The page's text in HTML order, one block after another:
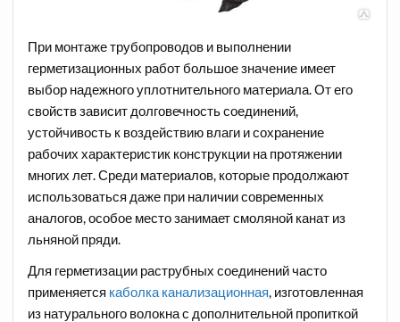
При монтаже трубопроводов и выполнении
герметизационных работ большое значение имеет
выбор надежного уплотнительного материала. От его
свойств зависит долговечность соединений,
устойчивость к воздействию влаги и сохранение
рабочих характеристик конструкции на протяжении
многих лет. Среди материалов, которые продолжают
использоваться даже при наличии современных
аналогов, особое место занимает смоляной канат из
льняной пряди.
Для герметизации раструбных соединений часто
применяется каболка канализационная, изготовленная
из натурального волокна с дополнительной пропиткой